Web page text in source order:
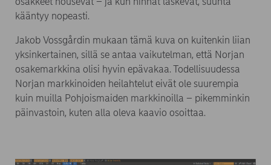
kääntyy nopeasti.
Jakob Vossgårdin mukaan tämä kuva on kuitenkin liian
yksinkertainen, sillä se antaa vaikutelman, että Norjan
osakemarkkina olisi hyvin epävakaa. Todellisuudessa
Norjan markkinoiden heilahtelut eivät ole suurempia
kuin muilla Pohjoismaiden markkinoilla – pikemminkin
päinvastoin, kuten alla oleva kaavio osoittaa.